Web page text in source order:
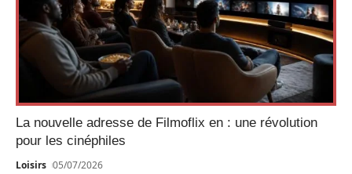
La nouvelle adresse de Filmoflix en : une révolution
pour les cinéphiles
Loisirs 05/07/2026